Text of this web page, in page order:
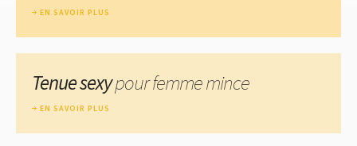
EN SAVOIR PLUS
Tenue sexypour femme mince
EN SAVOIR PLUS